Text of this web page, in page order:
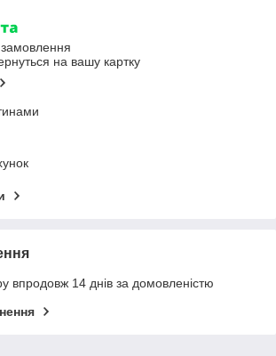
на вашу картку
впродовж 14 днів за домовленістю